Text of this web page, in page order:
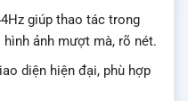
giúp thao tác trong
ảnh mượt mà, rõ nét.
diện hiện đại, phù hợp